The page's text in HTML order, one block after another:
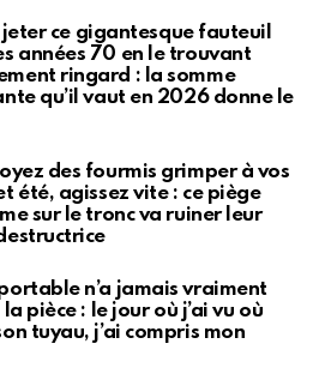
jeter ce gigantesque fauteuil
années 70 en le trouvant
ringard : la somme
qu’il vaut en 2026 donne le
des fourmis grimper à vos
été, agissez vite : ce piège
sur le tronc va ruiner leur
n’a jamais vraiment
pièce : le jour où j’ai vu où
tuyau, j’ai compris mon